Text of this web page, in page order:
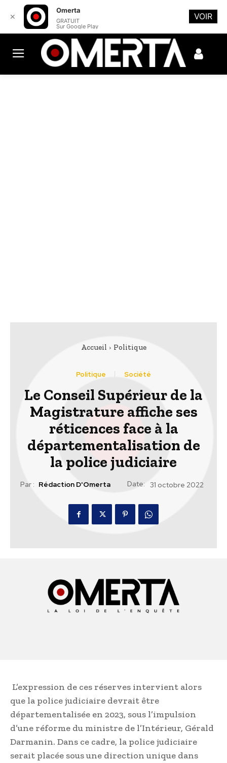
Accueil Politique
Politique Société
Le Conseil Supérieur de la
Magistrature affiche ses
réticences face à la
départementalisation de
la police judiciaire
Par : Rédaction D'Omerta Date: 31 octobre 2022
L’expression de ces réserves intervient alors
que la police judiciaire devrait être
départementalisée en 2023, sous l’impulsion
d’une réforme du ministre de l’Intérieur, Gérald
Darmanin. Dans ce cadre, la police judiciaire
serait placée sous une direction unique dans
✕
Omerta
GRATUIT
Sur Google Play
VOIR